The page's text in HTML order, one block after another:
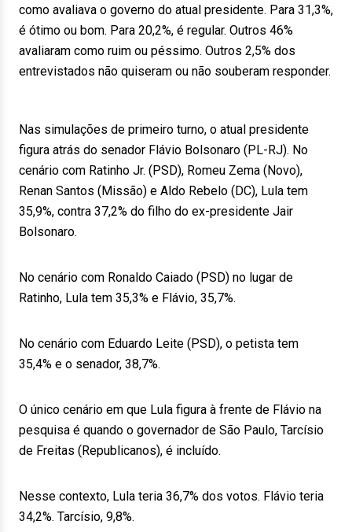
como avaliava o governo do atual presidente. Para 31,3%,
é ótimo ou bom. Para 20,2%, é regular. Outros 46%
avaliaram como ruim ou péssimo. Outros 2,5% dos
entrevistados não quiseram ou não souberam responder.
Nas simulações de primeiro turno, o atual presidente
figura atrás do senador Flávio Bolsonaro (PL-RJ). No
cenário com Ratinho Jr. (PSD), Romeu Zema (Novo),
Renan Santos (Missão) e Aldo Rebelo (DC), Lula tem
35,9%, contra 37,2% do filho do ex-presidente Jair
Bolsonaro.
No cenário com Ronaldo Caiado (PSD) no lugar de
Ratinho, Lula tem 35,3% e Flávio, 35,7%.
No cenário com Eduardo Leite (PSD), o petista tem
35,4% e o senador, 38,7%.
O único cenário em que Lula figura à frente de Flávio na
pesquisa é quando o governador de São Paulo, Tarcísio
de Freitas (Republicanos), é incluído.
Nesse contexto, Lula teria 36,7% dos votos. Flávio teria
34,2%. Tarcísio, 9,8%.